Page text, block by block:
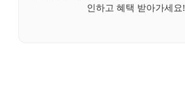
인하고 혜택 받아가세요!